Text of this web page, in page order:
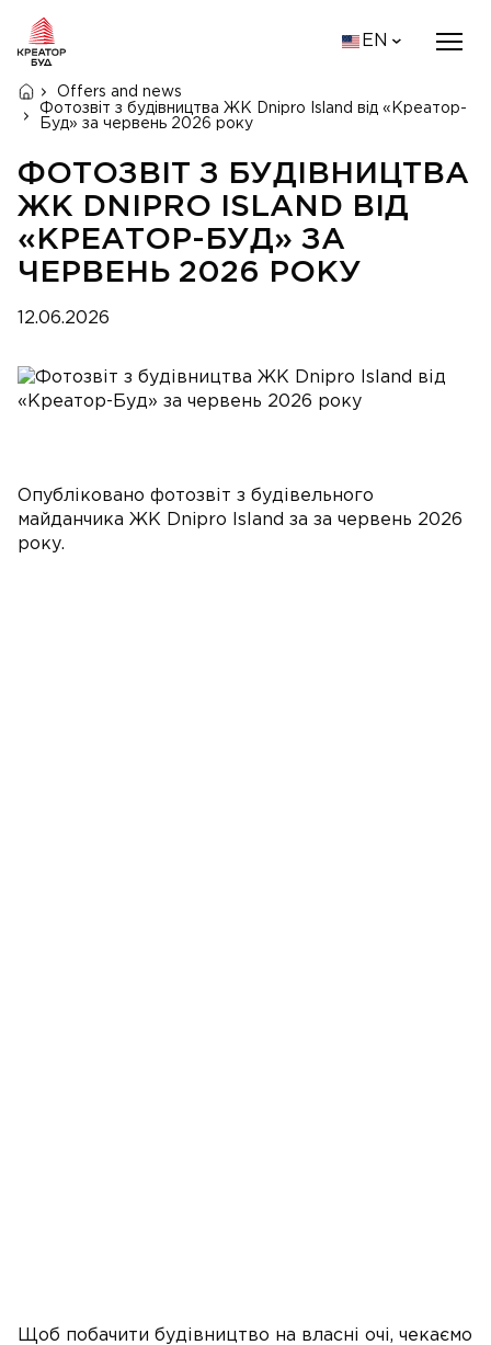
EN
Offers and news
Фотозвіт з будівництва ЖК Dnipro Island від «Креатор-
Буд» за червень 2026 року
ФОТОЗВІТ З БУДІВНИЦТВА
ЖК DNIPRO ISLAND ВІД
«КРЕАТОР-БУД» ЗА
ЧЕРВЕНЬ 2026 РОКУ
12.06.2026
Опубліковано фотозвіт з будівельного
майданчика ЖК Dnipro Island за за червень 2026
року.
Щоб побачити будівництво на власні очі, чекаємо